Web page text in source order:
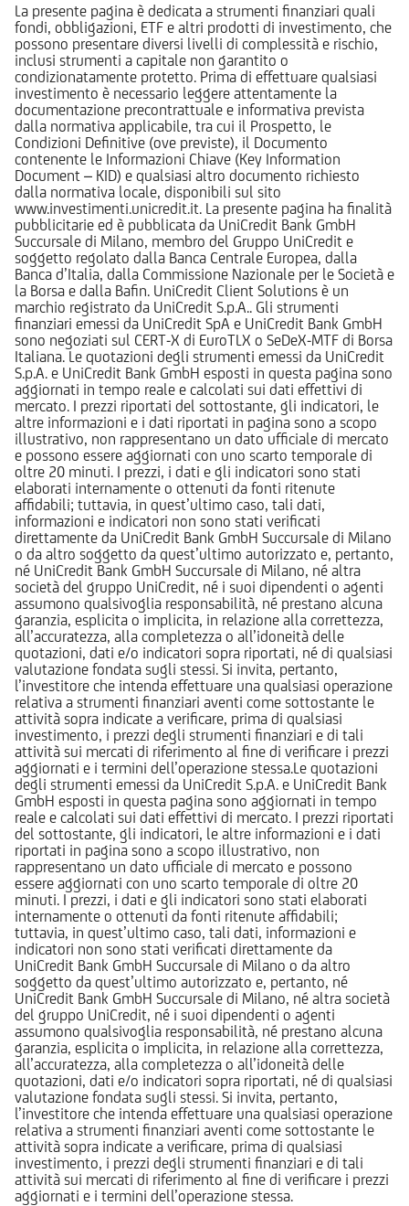
La presente pagina è dedicata a strumenti finanziari quali
fondi, obbligazioni, ETF e altri prodotti di investimento, che
possono presentare diversi livelli di complessità e rischio,
inclusi strumenti a capitale non garantito o
condizionatamente protetto. Prima di effettuare qualsiasi
investimento è necessario leggere attentamente la
documentazione precontrattuale e informativa prevista
dalla normativa applicabile, tra cui il Prospetto, le
Condizioni Definitive (ove previste), il Documento
contenente le Informazioni Chiave (Key Information
Document – KID) e qualsiasi altro documento richiesto
dalla normativa locale, disponibili sul sito
www.investimenti.unicredit.it. La presente pagina ha finalità
pubblicitarie ed è pubblicata da UniCredit Bank GmbH
Succursale di Milano, membro del Gruppo UniCredit e
soggetto regolato dalla Banca Centrale Europea, dalla
Banca d’Italia, dalla Commissione Nazionale per le Società e
la Borsa e dalla Bafin. UniCredit Client Solutions è un
marchio registrato da UniCredit S.p.A.. Gli strumenti
finanziari emessi da UniCredit SpA e UniCredit Bank GmbH
sono negoziati sul CERT-X di EuroTLX o SeDeX-MTF di Borsa
Italiana. Le quotazioni degli strumenti emessi da UniCredit
S.p.A. e UniCredit Bank GmbH esposti in questa pagina sono
aggiornati in tempo reale e calcolati sui dati effettivi di
mercato. I prezzi riportati del sottostante, gli indicatori, le
altre informazioni e i dati riportati in pagina sono a scopo
illustrativo, non rappresentano un dato ufficiale di mercato
e possono essere aggiornati con uno scarto temporale di
oltre 20 minuti. I prezzi, i dati e gli indicatori sono stati
elaborati internamente o ottenuti da fonti ritenute
affidabili; tuttavia, in quest’ultimo caso, tali dati,
informazioni e indicatori non sono stati verificati
direttamente da UniCredit Bank GmbH Succursale di Milano
o da altro soggetto da quest’ultimo autorizzato e, pertanto,
né UniCredit Bank GmbH Succursale di Milano, né altra
società del gruppo UniCredit, né i suoi dipendenti o agenti
assumono qualsivoglia responsabilità, né prestano alcuna
garanzia, esplicita o implicita, in relazione alla correttezza,
all’accuratezza, alla completezza o all’idoneità delle
quotazioni, dati e/o indicatori sopra riportati, né di qualsiasi
valutazione fondata sugli stessi. Si invita, pertanto,
l’investitore che intenda effettuare una qualsiasi operazione
relativa a strumenti finanziari aventi come sottostante le
attività sopra indicate a verificare, prima di qualsiasi
investimento, i prezzi degli strumenti finanziari e di tali
attività sui mercati di riferimento al fine di verificare i prezzi
aggiornati e i termini dell’operazione stessa.Le quotazioni
degli strumenti emessi da UniCredit S.p.A. e UniCredit Bank
GmbH esposti in questa pagina sono aggiornati in tempo
reale e calcolati sui dati effettivi di mercato. I prezzi riportati
del sottostante, gli indicatori, le altre informazioni e i dati
riportati in pagina sono a scopo illustrativo, non
rappresentano un dato ufficiale di mercato e possono
essere aggiornati con uno scarto temporale di oltre 20
minuti. I prezzi, i dati e gli indicatori sono stati elaborati
internamente o ottenuti da fonti ritenute affidabili;
tuttavia, in quest’ultimo caso, tali dati, informazioni e
indicatori non sono stati verificati direttamente da
UniCredit Bank GmbH Succursale di Milano o da altro
soggetto da quest’ultimo autorizzato e, pertanto, né
UniCredit Bank GmbH Succursale di Milano, né altra società
del gruppo UniCredit, né i suoi dipendenti o agenti
assumono qualsivoglia responsabilità, né prestano alcuna
garanzia, esplicita o implicita, in relazione alla correttezza,
all’accuratezza, alla completezza o all’idoneità delle
quotazioni, dati e/o indicatori sopra riportati, né di qualsiasi
valutazione fondata sugli stessi. Si invita, pertanto,
l’investitore che intenda effettuare una qualsiasi operazione
relativa a strumenti finanziari aventi come sottostante le
attività sopra indicate a verificare, prima di qualsiasi
investimento, i prezzi degli strumenti finanziari e di tali
attività sui mercati di riferimento al fine di verificare i prezzi
aggiornati e i termini dell’operazione stessa.